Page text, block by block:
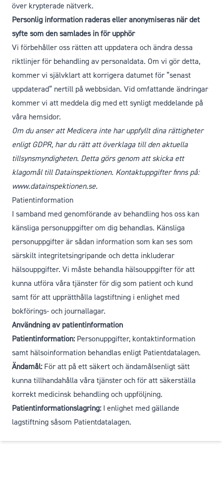
över krypterade nätverk.
Personlig information raderas eller anonymiseras när det
syfte som den samlades in för upphör
Vi förbehåller oss rätten att uppdatera och ändra dessa
riktlinjer för behandling av personaldata. Om vi gör detta,
kommer vi självklart att korrigera datumet för ”senast
uppdaterad” nertill på webbsidan. Vid omfattande ändringar
kommer vi att meddela dig med ett synligt meddelande på
våra hemsidor.
Om du anser att Medicera inte har uppfyllt dina rättigheter
enligt GDPR, har du rätt att överklaga till den aktuella
tillsynsmyndigheten. Detta görs genom att skicka ett
klagomål till Datainspektionen. Kontaktuppgifter finns på:
www.datainspektionen.se.
Patientinformation
I samband med genomförande av behandling hos oss kan
känsliga personuppgifter om dig behandlas. Känsliga
personuppgifter är sådan information som kan ses som
särskilt integritetsingripande och detta inkluderar
hälsouppgifter. Vi måste behandla hälsouppgifter för att
kunna utföra våra tjänster för dig som patient och kund
samt för att upprätthålla lagstiftning i enlighet med
bokförings- och journallagar.
Användning av patientinformation
Patientinformation:Personuppgifter, kontaktinformation
samt hälsoinformation behandlas enligt Patientdatalagen.
Ändamål:För att på ett säkert och ändamålsenligt sätt
kunna tillhandahålla våra tjänster och för att säkerställa
korrekt medicinsk behandling och uppföljning.
Patientinformationslagring:I enlighet med gällande
lagstiftning såsom Patientdatalagen.